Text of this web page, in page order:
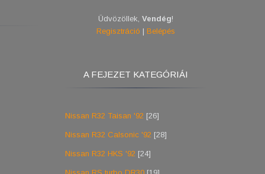
Üdvözöllek,Vendég!
Regisztráció |Belépés
A FEJEZET KATEGÓRIÁI
Nissan R32 Taisan '92 [26]
Nissan R32 Calsonic '92 [28]
Nissan R32 HKS '92 [24]